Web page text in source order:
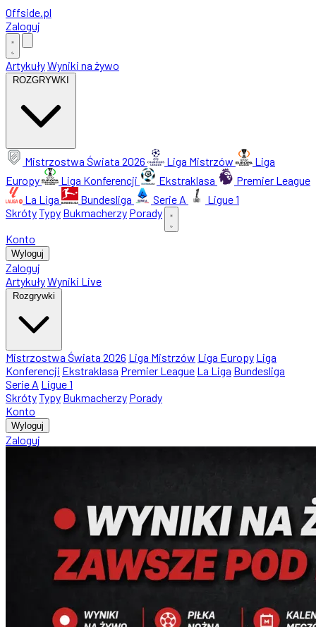
Offside.pl
Zaloguj
ArtykułyWyniki na żywo
ROZGRYWKI
Mistrzostwa Świata 2026 Liga Mistrzów
Liga
Europy
Liga Konferencji Ekstraklasa
Premier League
La Liga
Bundesliga Serie A
Ligue 1
SkrótyTypy Bukmacherzy Porady
Konto
Wyloguj
Zaloguj
ArtykułyWyniki Live
Rozgrywki
Mistrzostwa Świata 2026 Liga Mistrzów Liga Europy Liga
Konferencji Ekstraklasa Premier League La Liga Bundesliga
Serie A Ligue 1
SkrótyTypy Bukmacherzy Porady
Konto
Wyloguj
Zaloguj